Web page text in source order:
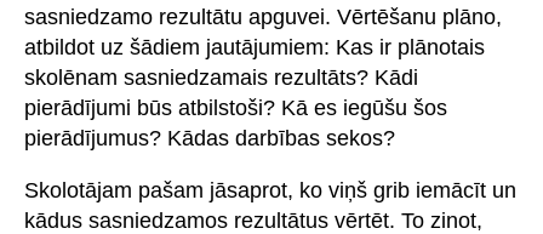
sasniedzamo rezultātu apguvei. Vērtēšanu plāno,
atbildot uz šādiem jautājumiem: Kas ir plānotais
skolēnam sasniedzamais rezultāts? Kādi
pierādījumi būs atbilstoši? Kā es iegūšu šos
pierādījumus? Kādas darbības sekos?
Skolotājam pašam jāsaprot, ko viņš grib iemācīt un
kādus sasniedzamos rezultātus vērtēt. To zinot,